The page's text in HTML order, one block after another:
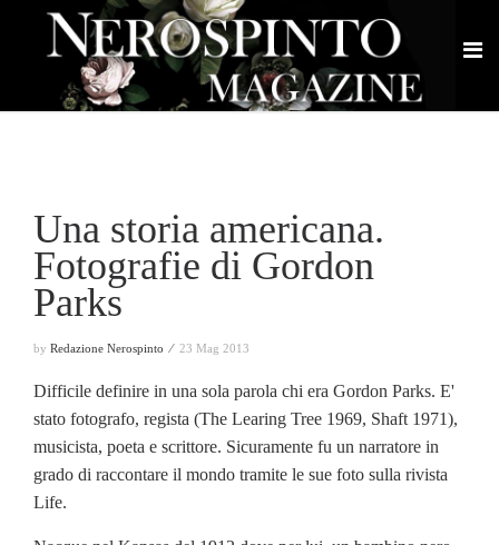
Una storia americana.
Fotografie di Gordon
Parks
by Redazione Nerospinto ⁄ 23 Mag 2013
Difficile definire in una sola parola chi era Gordon Parks. E'
stato fotografo, regista (The Learing Tree 1969, Shaft 1971),
musicista, poeta e scrittore. Sicuramente fu un narratore in
grado di raccontare il mondo tramite le sue foto sulla rivista
Life.